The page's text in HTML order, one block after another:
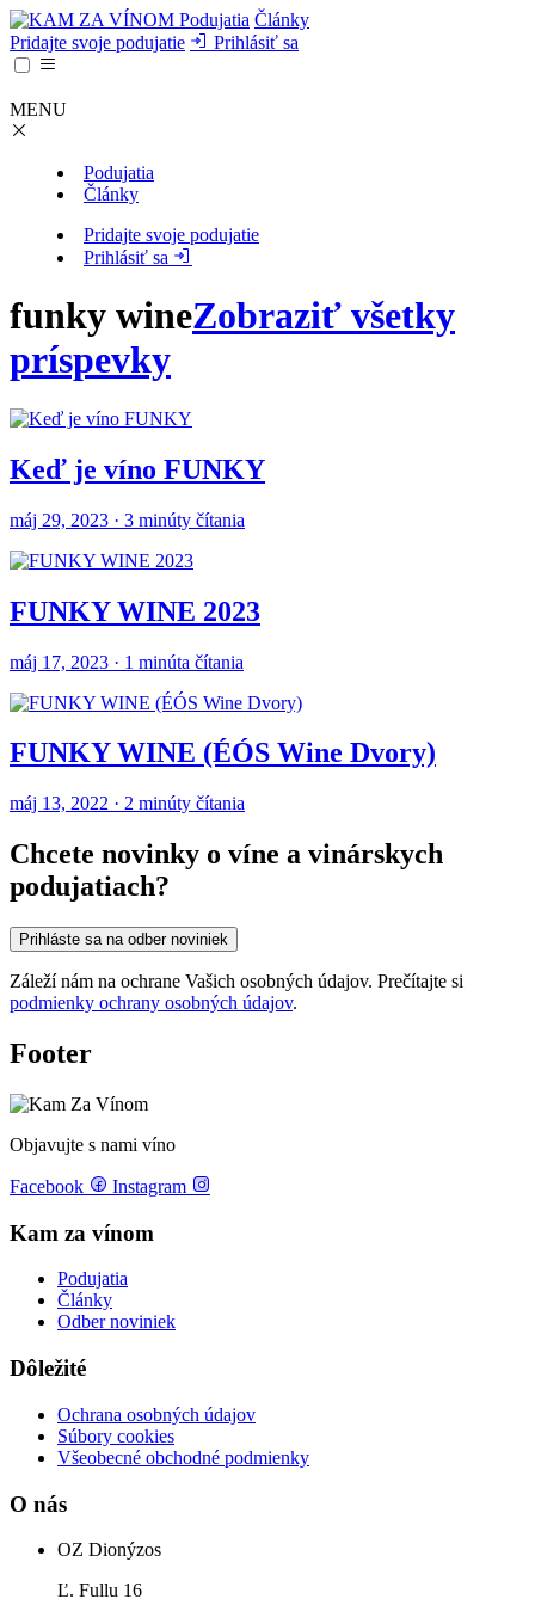
Podujatia Články
Pridajte svoje podujatie
Prihlásiť sa
MENU
Podujatia
Články
Pridajte svoje podujatie
Prihlásiť sa
funky wineZobraziť všetky
príspevky
Keď je víno FUNKY
máj 29, 2023 · 3 minúty čítania
FUNKY WINE 2023
máj 17, 2023 · 1 minúta čítania
FUNKY WINE (ÉÓS Wine Dvory)
máj 13, 2022 · 2 minúty čítania
Chcete novinky o víne a vinárskych
podujatiach?
Prihláste sa na odber noviniek
Záleží nám na ochrane Vašich osobných údajov. Prečítajte si
podmienky ochrany osobných údajov.
Footer
Objavujte s nami víno
Facebook Instagram
Kam za vínom
Podujatia
Články
Odber noviniek
Dôležité
Ochrana osobných údajov
Súbory cookies
Všeobecné obchodné podmienky
O nás
OZ Dionýzos
Ľ. Fullu 16